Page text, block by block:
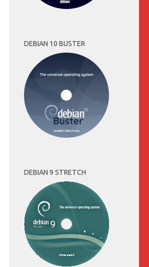
DEBIAN 10 BUSTER
DEBIAN 9 STRETCH